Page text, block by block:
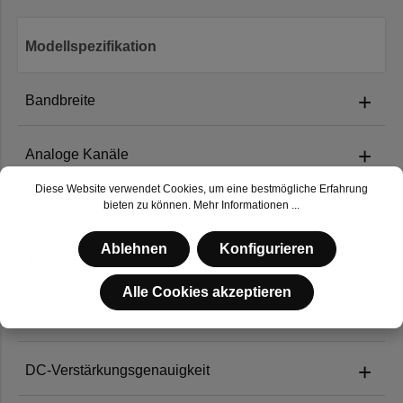
Modellspezifikation
VTO2004
Bandbreite
VTO2004:
200MHz
+
Analoge Kanäle +
VTO2004:
Abtastrate
1GSa/s
VTO2004:
DC-Verstärkungsgenauigkeit +
Diese Website verwendet Cookies, um eine bestmögliche Erfahrung
bieten zu können. Mehr Informationen ...
Ablehnen Konfigurieren
Alle Cookies akzeptieren